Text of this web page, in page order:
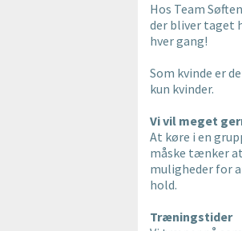
Hos Team
der bliver taget
hver gang!
Som kvinde er
kun kvinder.
Vi vil meget
At køre i en
måske tænker
muligheder for
hold.
Træningstider